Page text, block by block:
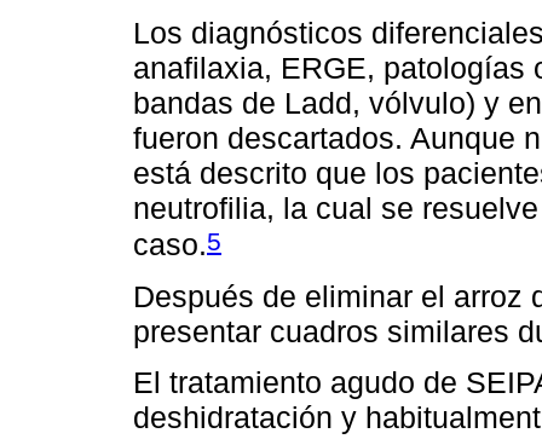
Los diagnósticos
anafilaxia, ERGE, patologías
bandas de Ladd, vólvulo) y
fueron descartados. Aunque
está descrito que los
neutrofilia, la cual se
caso.5
Después de eliminar el arroz
presentar cuadros similares
El tratamiento agudo de
deshidratación y